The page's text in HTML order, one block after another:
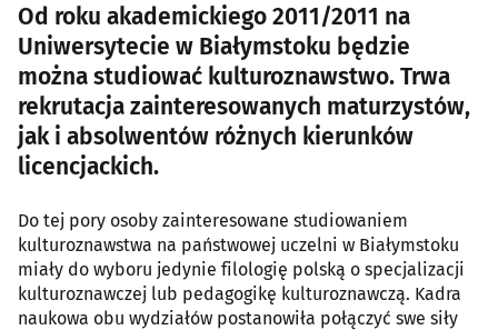
Od roku akademickiego 2011/2011 na
Uniwersytecie w Białymstoku będzie
można studiować kulturoznawstwo. Trwa
rekrutacja zainteresowanych maturzystów,
jak i absolwentów różnych kierunków
licencjackich.
Do tej pory osoby zainteresowane studiowaniem
kulturoznawstwa na państwowej uczelni w Białymstoku
miały do wyboru jedynie filologię polską o specjalizacji
kulturoznawczej lub pedagogikę kulturoznawczą. Kadra
naukowa obu wydziałów postanowiła połączyć swe siły